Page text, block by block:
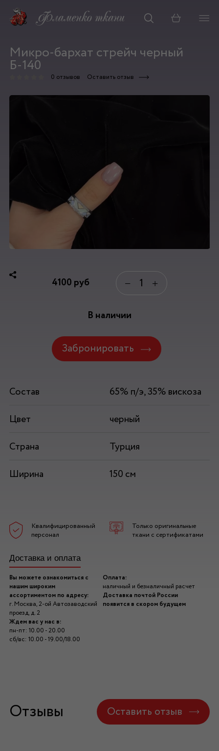
Корзина
Микро-бархат стрейч черный
Б-140
0 отзывов Оставить отзыв
4100 руб − +
В наличии
Забронировать
Состав
65% п/э, 35% вискоза
Цвет
черный
Страна
Турция
Ширина
150 см
Квалифицированный
персонал
Только оригинальные
ткани с сертификатами
Доставка и оплата
Вы можете ознакомиться с
нашим широким
ассортиментом по адресу:
г. Москва, 2-ой Автозаводский
проезд, д. 2
Ждем вас у нас в:
пн-пт: 10.00 - 20.00
сб/вс: 10.00 - 19.00/18.00
Оплата:
наличный и безналичный расчет
Доставка почтой России
появится в скором будущем
Отзывы Оставить отзыв